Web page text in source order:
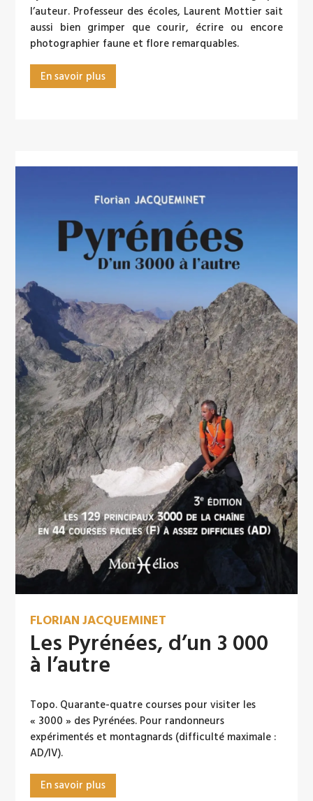
l’auteur. Professeur des écoles, Laurent Mottier sait
aussi bien grimper que courir, écrire ou encore
photographier faune et flore remarquables.
En savoir plus
FLORIAN JACQUEMINET
Les Pyrénées, d’un 3 000
à l’autre
Topo. Quarante-quatre courses pour visiter les
« 3000 » des Pyrénées. Pour randonneurs
expérimentés et montagnards (difficulté maximale :
AD/IV).
En savoir plus